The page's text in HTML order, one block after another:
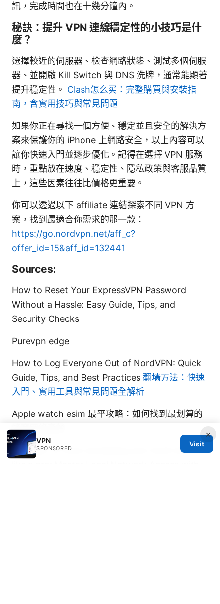
訊，完成時間也在十幾分鐘內。
秘訣：提升 VPN 連線穩定性的小技巧是什
麼？
選擇較近的伺服器、檢查網路狀態、測試多個伺服
器、並開啟 Kill Switch 與 DNS 洗牌，通常能顯著
提升穩定性。 Clash怎么买：完整購買與安裝指
南，含實用技巧與常見問題
如果你正在尋找一個方便、穩定並且安全的解決方
案來保護你的 iPhone 上網路安全，以上內容可以
讓你快速入門並逐步優化。記得在選擇 VPN 服務
時，重點放在速度、穩定性、隱私政策與客服品質
上，這些因素往往比價格更重要。
你可以透過以下 affiliate 連結探索不同 VPN 方
案，找到最適合你需求的那一款：
https://go.nordvpn.net/aff_c?
offer_id=15&aff_id=132441
Sources:
How to Reset Your ExpressVPN Password
Without a Hassle: Easy Guide, Tips, and
Security Checks
Purevpn edge
How to Log Everyone Out of NordVPN: Quick
Guide, Tips, and Best Practices 翻墙方法：快速
入門、實用工具與常見問題全解析
Apple watch esim 最平攻略：如何找到最划算的
蜂窝网络套餐
Nordvpn on linux accessing your local network
×
VPN
SPONSORED
Visit